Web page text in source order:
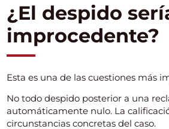
¿El despido
improcedente?
Esta es una de las cuestiones más
No todo despido posterior a una
automáticamente nulo. La
circunstancias concretas del caso.